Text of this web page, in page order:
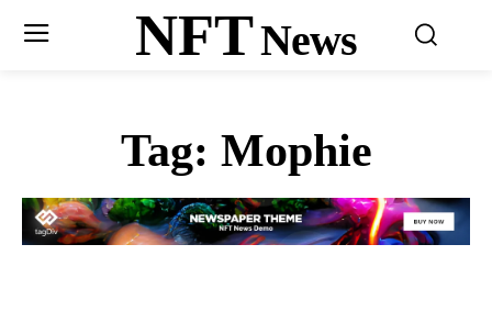
NFTNews
Tag: Mophie